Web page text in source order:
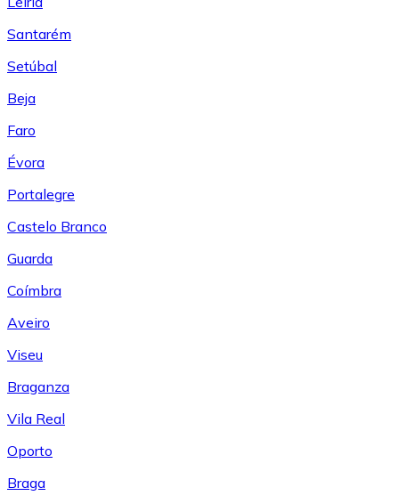
Santarém
Setúbal
Beja
Faro
Évora
Portalegre
Castelo Branco
Guarda
Coímbra
Aveiro
Viseu
Braganza
Vila Real
Oporto
Braga